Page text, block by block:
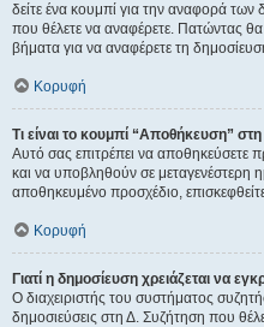
δείτε ένα κουμπί για την αναφορά
που θέλετε να αναφέρετε. Πατώντας
βήματα για να αναφέρετε τη
Κορυφή
Τι είναι το κουμπί “Αποθήκευση”
Αυτό σας επιτρέπει να
και να υποβληθούν σε μεταγενέστερη
αποθηκευμένο προσχέδιο,
Κορυφή
Γιατί η δημοσίευση χρειάζεται να
Ο διαχειριστής του συστήματος
δημοσιεύσεις στη Δ. Συζήτηση που